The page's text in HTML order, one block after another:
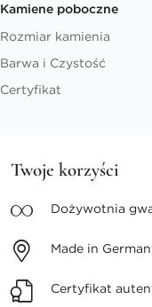
Kamiene poboczne
Rozmiar kamienia
Barwa i Czystość
Certyfikat
Twoje korzyści
Dożywotnia
Made in
Certyfikat